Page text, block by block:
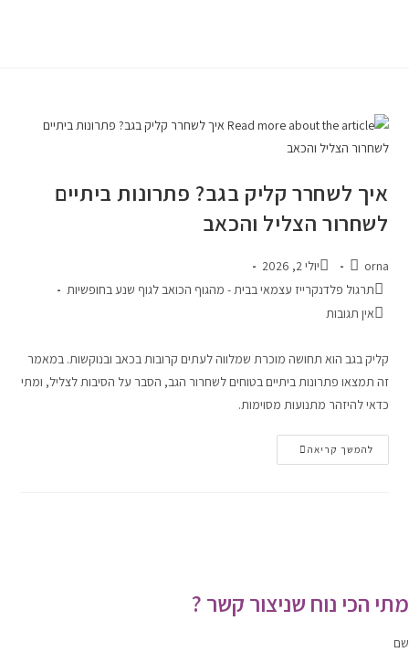
איך לשחרר קליק בגב? פתרונות ביתיים
לשחרור הצליל והכאב
מחבר:
orna פורסם:
יולי 2, 2026
קטגוריה:
תרגול פלדנקרייז עצמאי בבית - מהגוף הכואב לגוף שנע בחופשיות
תגובות:
אין תגובות
קליק בגב הוא תחושה מוכרת שמלווה לעתים קרובות בכאב ובנוקשות. במאמר
זה תמצאו פתרונות ביתיים בטוחים לשחרור הגב, הסבר על הסיבות לצליל, ומתי
כדאי להיזהר מתנועות מסוימות.
להמשך קריאה איך
לשחרר
מתי הכי נוח שניצור קשר ?
שם